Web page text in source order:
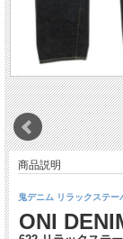
商品説明
鬼デニム リラックステー
ONI